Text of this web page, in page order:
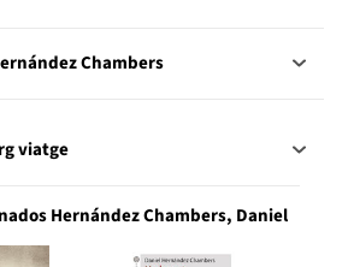
Chambers
viatge
Hernández Chambers, Daniel